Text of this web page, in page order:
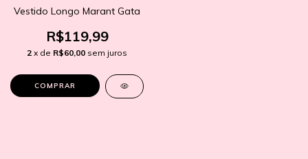
Vestido Longo Marant Gata
R$119,99
2 x de R$60,00 sem juros
COMPRAR